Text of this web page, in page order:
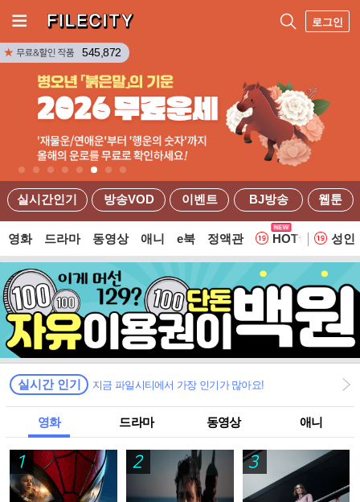
로그인
실시간인기 방송VOD 이벤트 BJ방송 웹툰
545,872
영화 드라마 동영상 애니 e북 정액관 HOT 웹
성인
실시간 인기 지금 파일시티에서 가장 인기가 많아요!
영화 드라마 동영상 애니
1 2 3